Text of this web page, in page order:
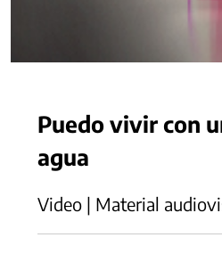
Puedo vivir con
agua
Video | Material